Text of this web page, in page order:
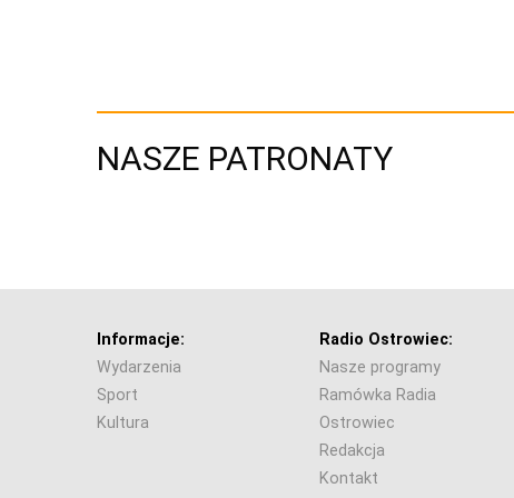
NASZE PATRONATY
Informacje:
Wydarzenia
Sport
Kultura
Radio Ostrowiec:
Nasze programy
Ramówka Radia
Ostrowiec
Redakcja
Kontakt